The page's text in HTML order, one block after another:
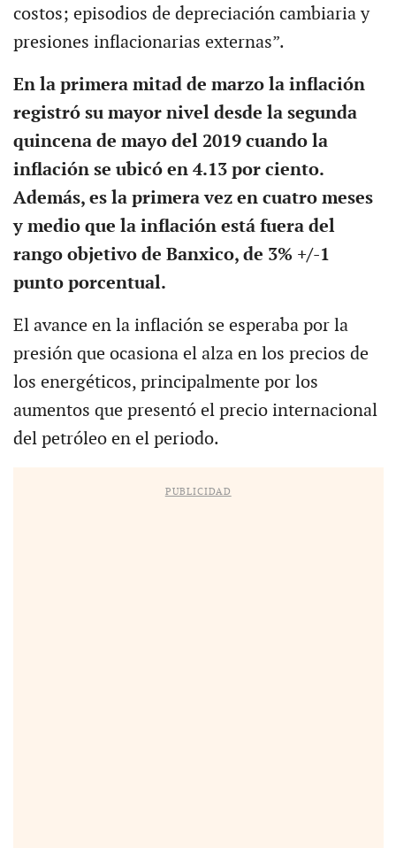
costos; episodios de depreciación cambiaria y
presiones inflacionarias externas”.
En la primera mitad de marzo la inflación
registró su mayor nivel desde la segunda
quincena de mayo del 2019 cuando la
inflación se ubicó en 4.13 por ciento.
Además, es la primera vez en cuatro meses
y medio que la inflación está fuera del
rango objetivo de Banxico, de 3% +/-1
punto porcentual.
El avance en la inflación se esperaba por la
presión que ocasiona el alza en los precios de
los energéticos, principalmente por los
aumentos que presentó el precio internacional
del petróleo en el periodo.
PUBLICIDAD